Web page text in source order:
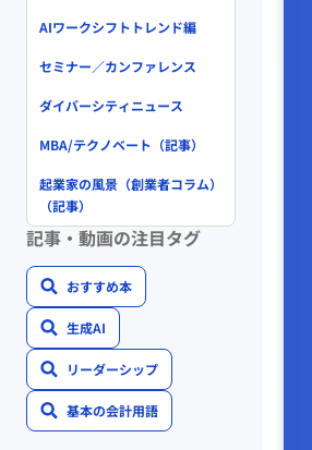
AIワークシフトトレンド編
セミナー／カンファレンス
ダイバーシティニュース
MBA/テクノベート（記事）
起業家の風景（創業者コラム）
（記事）
記事・動画の注目タグ
おすすめ本
生成AI
リーダーシップ
基本の会計用語